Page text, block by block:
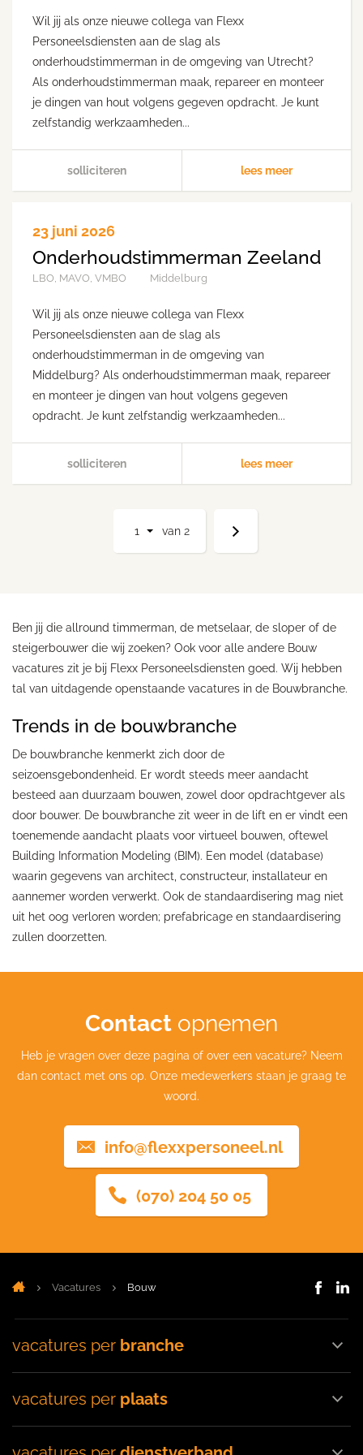
Wil jij als onze nieuwe collega van Flexx
Personeelsdiensten aan de slag als
onderhoudstimmerman in de omgeving van Utrecht?
Als onderhoudstimmerman maak, repareer en monteer
je dingen van hout volgens gegeven opdracht. Je kunt
zelfstandig werkzaamheden...
solliciteren lees meer
23 juni 2026
Onderhoudstimmerman Zeeland
LBO, MAVO, VMBO Middelburg
Wil jij als onze nieuwe collega van Flexx
Personeelsdiensten aan de slag als
onderhoudstimmerman in de omgeving van
Middelburg? Als onderhoudstimmerman maak, repareer
en monteer je dingen van hout volgens gegeven
opdracht. Je kunt zelfstandig werkzaamheden...
solliciteren lees meer
1 van 2
Ben jij die allround timmerman, de metselaar, de sloper of de
steigerbouwer die wij zoeken? Ook voor alle andere Bouw
vacatures zit je bij Flexx Personeelsdiensten goed. Wij hebben
tal van uitdagende openstaande vacatures in de Bouwbranche.
Trends in de bouwbranche
De bouwbranche kenmerkt zich door de
seizoensgebondenheid. Er wordt steeds meer aandacht
besteed aan duurzaam bouwen, zowel door opdrachtgever als
door bouwer. De bouwbranche zit weer in de lift en er vindt een
toenemende aandacht plaats voor virtueel bouwen, oftewel
Building Information Modeling (BIM). Een model (database)
waarin gegevens van architect, constructeur, installateur en
aannemer worden verwerkt. Ook de standaardisering mag niet
uit het oog verloren worden; prefabricage en standaardisering
zullen doorzetten.
Contact opnemen
Heb je vragen over deze pagina of over een vacature? Neem
dan contact met ons op. Onze medewerkers staan je graag te
woord.
info@flexxpersoneel.nl
(070) 204 50 05
Vacatures Bouw
vacatures per branche
vacatures per plaats